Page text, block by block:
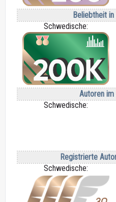
Beliebtheit in
Schwedische:
Autoren
Schwedische:
Registrierte
Schwedische: